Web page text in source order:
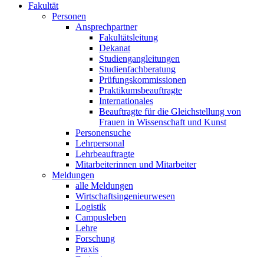
Fakultät
Personen
Ansprechpartner
Fakultätsleitung
Dekanat
Studiengangleitungen
Studienfachberatung
Prüfungskommissionen
Praktikumsbeauftragte
Internationales
Beauftragte für die Gleichstellung von
Frauen in Wissenschaft und Kunst
Personensuche
Lehrpersonal
Lehrbeauftragte
Mitarbeiterinnen und Mitarbeiter
Meldungen
alle Meldungen
Wirtschaftsingenieurwesen
Logistik
Campusleben
Lehre
Forschung
Praxis